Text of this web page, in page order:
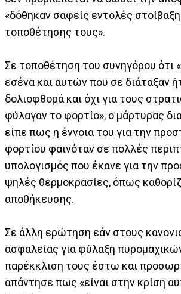
«δόθηκαν σαφείς εντολές
τοποθέτησης τους».
Σε τοποθέτηση του συνηγόρου ότι
εσένα και αυτών που σε διάταξαν
δολιοφθορά και όχι για τους
φύλαγαν το φορτίο», ο μάρτυρας
είπε πως η έννοια του για την
φορτίου φαινόταν σε πολλές
υπολογισμός που έκανε για την
ψηλές θερμοκρασίες, όπως
αποθήκευσης.
Σε άλλη ερώτηση εάν στους
ασφαλείας για φύλαξη
παρέκκλιση τους έστω και
απάντησε πως «είναι στην κρίση